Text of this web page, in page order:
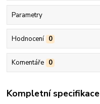
Parametry
Hodnocení 0
Komentáře 0
Kompletní specifikace